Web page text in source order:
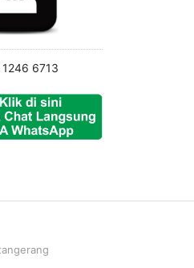
6713